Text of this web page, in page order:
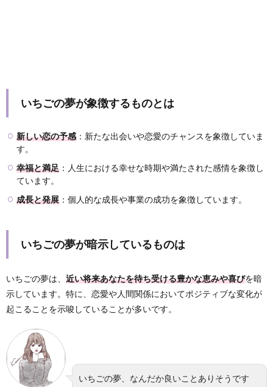
いちごの夢が象徴するものとは
新しい恋の予感 ：新たな出会いや恋愛のチャンスを象徴していま
す。
幸福と満足 ：人生における幸せな時期や満たされた感情を象徴し
ています。
成長と発展 ：個人的な成長や事業の成功を象徴しています。
いちごの夢が暗示しているものは
いちごの夢は、 近い将来あなたを待ち受ける豊かな恵みや喜びを暗
示しています。特に、恋愛や人間関係においてポジティブな変化が
起こることを示唆していることが多いです。
いちごの夢、なんだか良いことありそうです